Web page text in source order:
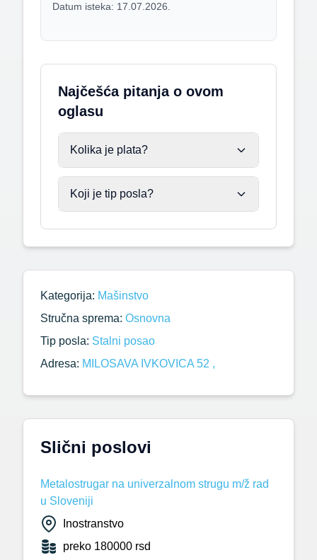
Datum isteka: 17.07.2026.
Najčešća pitanja o ovom
oglasu
Kolika je plata?
Koji je tip posla?
Slični poslovi
Metalostrugar na univerzalnom strugu m/ž rad
u Sloveniji
Inostranstvo
preko 180000 rsd
Kategorija: Mašinstvo
Stručna sprema: Osnovna
Tip posla: Stalni posao
Adresa: MILOSAVA IVKOVICA 52 ,